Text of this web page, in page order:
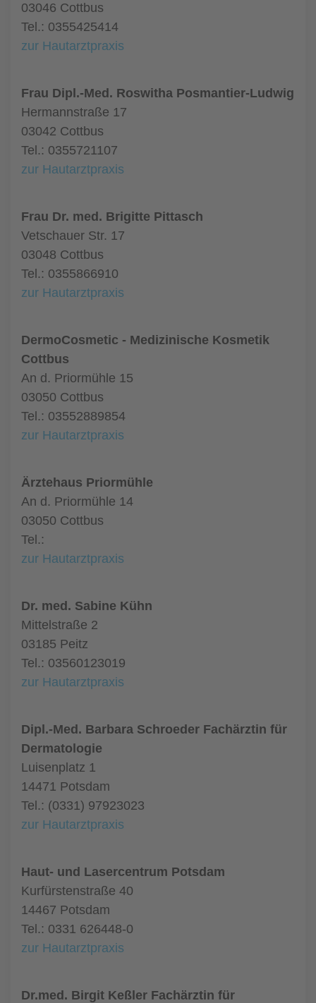
03046 Cottbus
Tel.: 0355425414
zur Hautarztpraxis
Frau Dipl.-Med. Roswitha Posmantier-Ludwig
Hermannstraße 17
03042 Cottbus
Tel.: 0355721107
zur Hautarztpraxis
Frau Dr. med. Brigitte Pittasch
Vetschauer Str. 17
03048 Cottbus
Tel.: 0355866910
zur Hautarztpraxis
DermoCosmetic - Medizinische Kosmetik
Cottbus
An d. Priormühle 15
03050 Cottbus
Tel.: 03552889854
zur Hautarztpraxis
Ärztehaus Priormühle
An d. Priormühle 14
03050 Cottbus
Tel.:
zur Hautarztpraxis
Dr. med. Sabine Kühn
Mittelstraße 2
03185 Peitz
Tel.: 03560123019
zur Hautarztpraxis
Dipl.-Med. Barbara Schroeder Fachärztin für
Dermatologie
Luisenplatz 1
14471 Potsdam
Tel.: (0331) 97923023
zur Hautarztpraxis
Haut- und Lasercentrum Potsdam
Kurfürstenstraße 40
14467 Potsdam
Tel.: 0331 626448-0
zur Hautarztpraxis
Dr.med. Birgit Keßler Fachärztin für